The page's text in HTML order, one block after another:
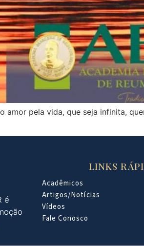
amor pela vida, que seja infinita,
é
LINKS
Acadêmicos
Artigos/Notícias
Vídeos
Fale Conosco